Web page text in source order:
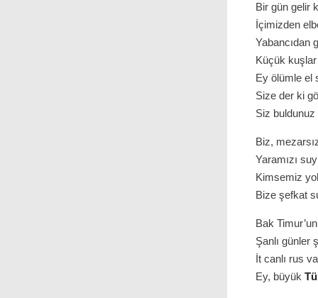
Bir gün gelir
İçimizden
Yabancıdan
Küçük
Ey ölümle el
Size der ki
Siz
Biz,
Yaramızı
Kimsemiz
Bize şefkat
Bak
Şanlı günler
İt canlı rus
Ey, büyük